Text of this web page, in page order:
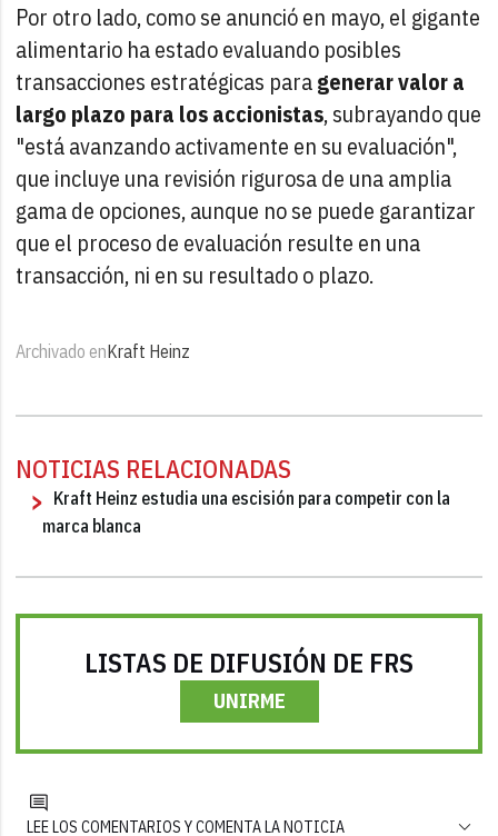
Por otro lado, como se anunció en mayo, el gigante
alimentario ha estado evaluando posibles
transacciones estratégicas paragenerar valor a
largo plazo para los accionistas, subrayando que
"está avanzando activamente en su evaluación",
que incluye una revisión rigurosa de una amplia
gama de opciones, aunque no se puede garantizar
que el proceso de evaluación resulte en una
transacción, ni en su resultado o plazo.
Archivado enKraft Heinz
NOTICIAS RELACIONADAS
Kraft Heinz estudia una escisión para competir con la
marca blanca
LISTAS DE DIFUSIÓN DE FRS
UNIRME
LEE LOS COMENTARIOS Y COMENTA LA NOTICIA